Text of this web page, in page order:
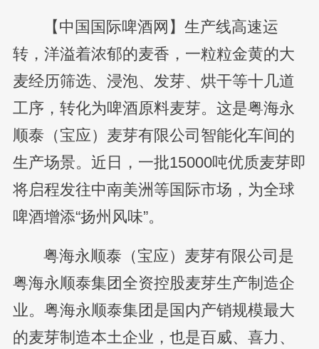
【中国国际啤酒网】生产线高速运
转，洋溢着浓郁的麦香，一粒粒金黄的大
麦经历筛选、浸泡、发芽、烘干等十几道
工序，转化为啤酒原料麦芽。这是粤海永
顺泰（宝应）麦芽有限公司智能化车间的
生产场景。近日，一批15000吨优质麦芽即
将启程发往中南美洲等国际市场，为全球
啤酒增添“扬州风味”。
粤海永顺泰（宝应）麦芽有限公司是
粤海永顺泰集团全资控股麦芽生产制造企
业。粤海永顺泰集团是国内产销规模最大
的麦芽制造本土企业，也是百威、喜力、